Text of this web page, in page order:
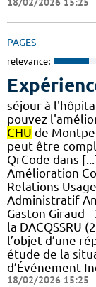
PAGES
relevance:
séjour à
pouvez
CHU de
peut être
QrCode dans
Amélioration
Relations
Administratif
Gaston Giraud -
la DACQSSRU
l’objet d’une
étude de la
d’Événement
18/02/2026 15:25